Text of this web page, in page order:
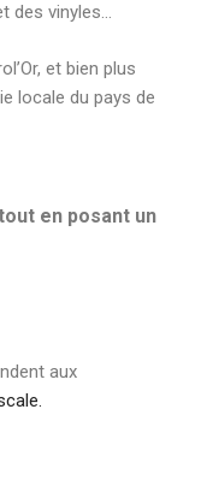
des vinyles…
et bien plus
locale du pays de
en posant un
aux